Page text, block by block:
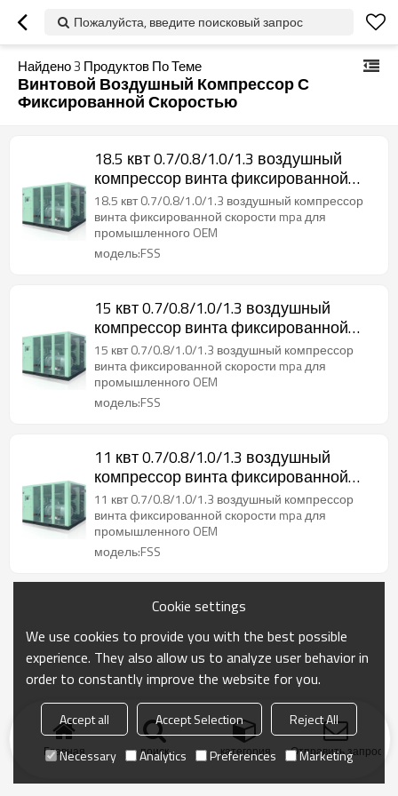
Пожалуйста, введите поисковый запрос
Найдено3 Продуктов По Теме
Винтовой Воздушный Компрессор С
Фиксированной Скоростью
18.5 квт 0.7/0.8/1.0/1.3 воздушный
компрессор винта фиксированной
скорости mpa для промышленного
OEM
18.5 квт 0.7/0.8/1.0/1.3 воздушный компрессор
винта фиксированной скорости mpa для
промышленного OEM
модель:FSS
15 квт 0.7/0.8/1.0/1.3 воздушный
компрессор винта фиксированной
скорости mpa для промышленного
OEM
15 квт 0.7/0.8/1.0/1.3 воздушный компрессор
винта фиксированной скорости mpa для
промышленного OEM
модель:FSS
11 квт 0.7/0.8/1.0/1.3 воздушный
компрессор винта фиксированной
скорости mpa для промышленного
OEM
11 квт 0.7/0.8/1.0/1.3 воздушный компрессор
винта фиксированной скорости mpa для
промышленного OEM
модель:FSS
Главная поиск категория Отправить запрос
Cookie settings
We use cookies to provide you with the best possible
experience. They also allow us to analyze user behavior in
order to constantly improve the website for you.
Accept all Accept Selection
Reject All
Necessary
Analytics Preferences Marketing